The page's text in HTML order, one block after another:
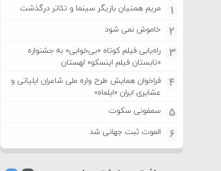
1 مریم همتیان بازیگر سینما و تئاتر درگذشت
2 خاموش نمی شود
3
راه‌یابی فیلم کوتاه «بی‌خوابی» به جشنواره
«تابستان فیلم اینسکو» لهستان
4
فراخوان همایش طرح واره ملی شاعران ایلیاتی و
عشایری ایران «ایلماه»
5 سمفونی سکوت
6 الموت ثبت جهانی شد